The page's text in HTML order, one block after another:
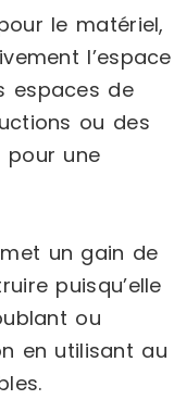
le matériel,
l’espace
espaces de
ou des
pour une
un gain de
puisqu’elle
ou
en utilisant au